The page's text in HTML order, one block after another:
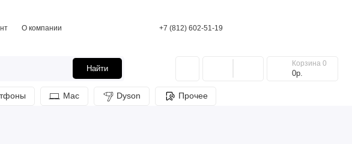
О компании +7 (812) 602-51-19
Найти
Корзина 0
0р.
Mac Dyson Прочее